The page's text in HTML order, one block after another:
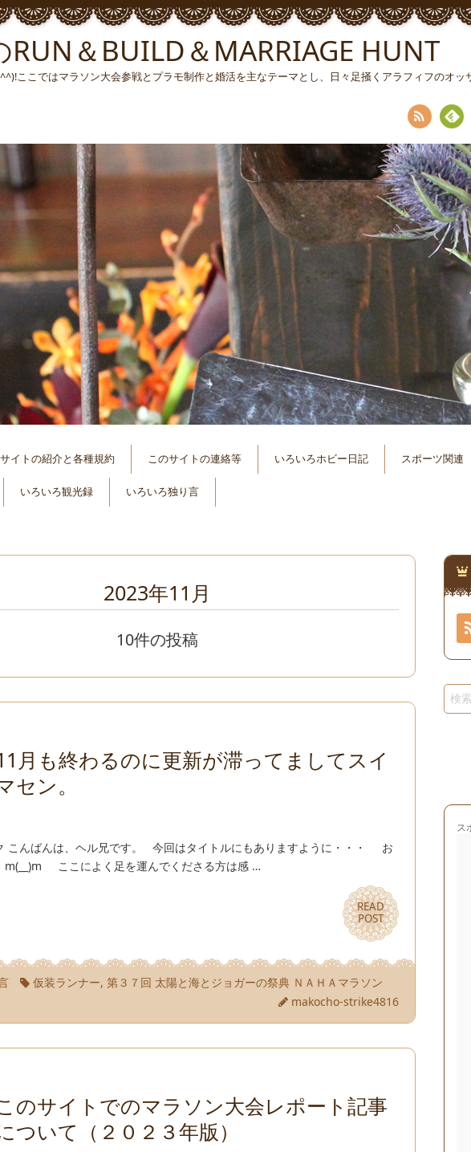
＆BUILD＆MARRIAGE HUNT
ここではマラソン大会参戦とプラモ制作と婚活を主なテーマとし、日々足掻くアラフィフのオ
RSS Fee
dly
イトの紹介と各種規約 このサイトの連絡等 いろいろホビー日記 スポーツ関連
いろいろ観光録 いろいろ独り言
2023年11月
10件の投稿
月も終わるのに更新が滞ってましてスイ
セン。
こんばんは、ヘル兄です。 今回はタイトルにもありますように・・・ お
m(__)m ここによく足を運んでくださる方は感 …
READ
POST
READ
POST
仮装ランナー,第３７回 太陽と海とジョガーの祭典 ＮＡＨＡマラソン
makocho-strike4816
のサイトでのマラソン大会レポート記事
ついて（２０２３年版）
ス